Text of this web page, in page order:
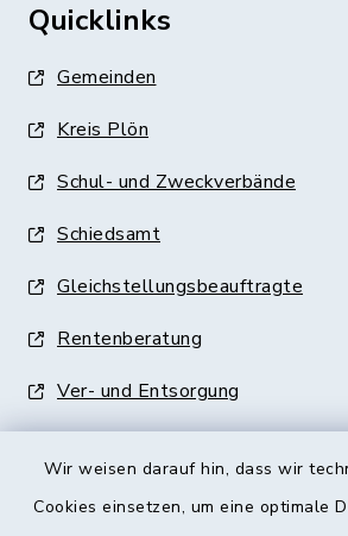
Wir weisen darauf hin, dass wir
Cookies einsetzen, um eine optimale
Quicklinks
Gemeinden
Kreis Plön
Schul- und Zweckverbände
Schiedsamt
Gleichstellungsbeauftragte
Rentenberatung
Ver- und Entsorgung